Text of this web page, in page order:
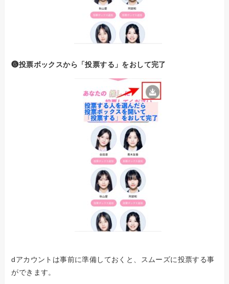
❻投票ボックスから「投票する」をおして完了
dアカウントは事前に準備しておくと、スムーズに投票する事
ができます。